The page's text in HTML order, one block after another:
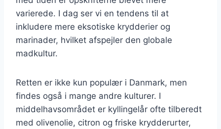
varierede. I dag ser vi en tendens til at
inkludere mere eksotiske krydderier og
marinader, hvilket afspejler den globale
madkultur.
Retten er ikke kun populær i Danmark, men
findes også i mange andre kulturer. I
middelhavsområdet er kyllingelår ofte tilberedt
med olivenolie, citron og friske krydderurter,